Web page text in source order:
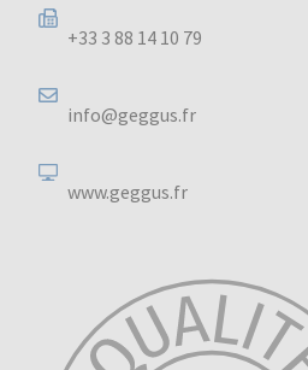
+33 3 88 14 10 79
info@geggus.fr
www.geggus.fr